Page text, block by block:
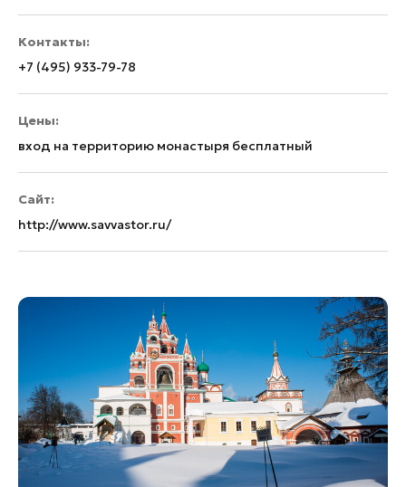
Контакты:
+7 (495) 933-79-78
Цены:
вход на территорию монастыря бесплатный
Сайт:
http://www.savvastor.ru/